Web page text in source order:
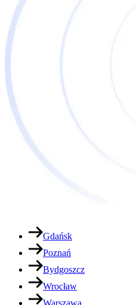
Gdańsk
Poznań
Bydgoszcz
Wrocław
Warszawa